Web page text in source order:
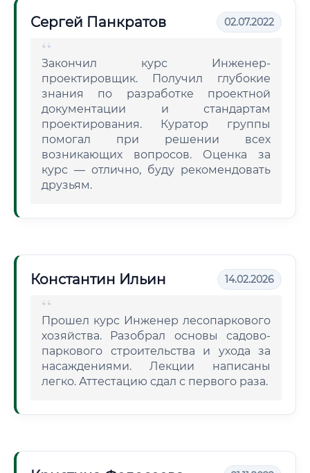
Сергей Панкратов 02.07.2022
Закончил курс Инженер-
проектировщик. Получил глубокие
знания по разработке проектной
документации и стандартам
проектирования. Куратор группы
помогал при решении всех
возникающих вопросов. Оценка за
курс — отлично, буду рекомендовать
друзьям.
Константин Ильин 14.02.2026
Прошел курс Инженер лесопаркового
хозяйства. Разобрал основы садово-
паркового строительства и ухода за
насаждениями. Лекции написаны
легко. Аттестацию сдал с первого раза.